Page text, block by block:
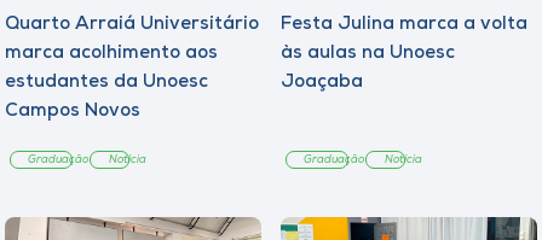
Quarto Arraiá Universitário
marca acolhimento aos
estudantes da Unoesc
Campos Novos
Graduação Notícia
Festa Julina marca a volta
às aulas na Unoesc
Joaçaba
Graduação Notícia